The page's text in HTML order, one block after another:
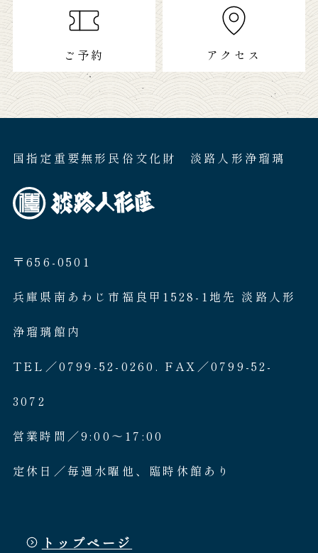
ご予約 アクセス
国指定重要無形民俗文化財 淡路人形浄瑠璃
〒656-0501
兵庫県南あわじ市福良甲1528-1地先 淡路人形
浄瑠璃館内
TEL／0799-52-0260. FAX／0799-52-
3072
営業時間／9:00〜17:00
定休日／毎週水曜他、臨時休館あり
トップページ